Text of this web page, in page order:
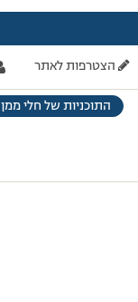
הצטרפות לאתר
התוכניות של חלי ממן